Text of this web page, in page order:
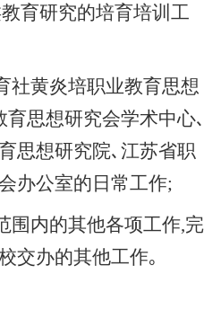
育研究的培育培训工
社黄炎培职业教育思想
思想研究会学术中心､
思想研究院､江苏省职
办公室的日常工作;
围内的其他各项工作,完
交办的其他工作｡